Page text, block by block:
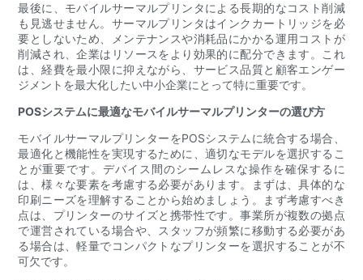
最後に、モバイルサーマルプリンタによる長期的なコスト削減
も見逃せません。サーマルプリンタはインクカートリッジを必
要としないため、メンテナンスや消耗品にかかる運用コストが
削減され、企業はリソースをより効果的に配分できます。これ
は、経費を最小限に抑えながら、サービス品質と顧客エンゲー
ジメントを最大化したい中小企業にとって特に重要です。
POSシステムに最適なモバイルサーマルプリンターの選び方
モバイルサーマルプリンターをPOSシステムに統合する場合、
最適化と機能性を実現するために、適切なモデルを選択するこ
とが重要です。デバイス間のシームレスな操作を確保するに
は、様々な要素を考慮する必要があります。まずは、具体的な
印刷ニーズを理解することから始めましょう。まず考慮すべき
点は、プリンターのサイズと携帯性です。事業所が複数の拠点
で運営されている場合や、スタッフが頻繁に移動する必要があ
る場合は、軽量でコンパクトなプリンターを選択することが不
可欠です。